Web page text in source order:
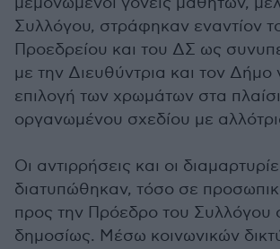
Συλλόγου, στράφηκαν εναντίον
Προεδρείου και του ΔΣ ως
με την Διευθύντρια και τον Δήμο
επιλογή των χρωμάτων στα
οργανωμένου σχεδίου με
Οι αντιρρήσεις και οι
διατυπώθηκαν, τόσο σε
προς την Πρόεδρο του Συλλόγου
δημοσίως. Μέσω κοινωνικών